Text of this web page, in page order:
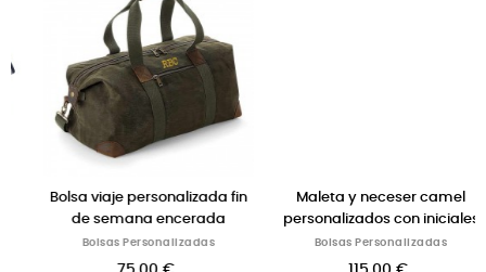
Maleta y neceser camel
personalizados con iniciales
Bolsas Personalizadas
Bolsa de lona "Arena" con
iniciales bordadas
Bolsas Personalizadas